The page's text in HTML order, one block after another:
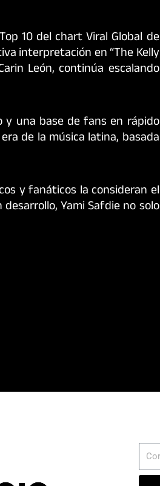
10 del chart Viral Global de
interpretación en “The Kelly
León, continúa escalando
y una base de fans en rápido
de la música latina, basada
y fanáticos la consideran el
Yami Safdie no solo